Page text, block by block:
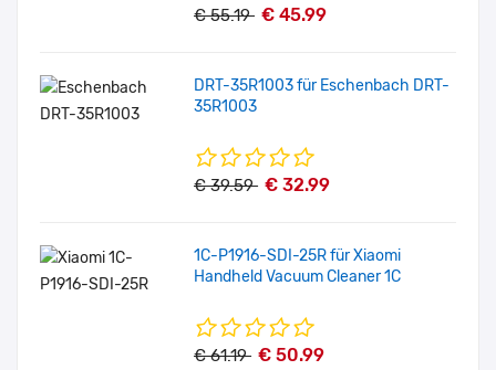
€ 55.19 € 45.99
DRT-35R1003 für Eschenbach DRT-
35R1003
€ 39.59 € 32.99
1C-P1916-SDI-25R für Xiaomi
Handheld Vacuum Cleaner 1C
€ 61.19 € 50.99